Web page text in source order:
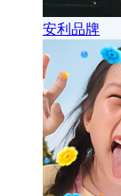
安利品牌